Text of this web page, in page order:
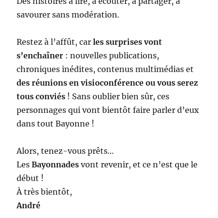
savourer sans modération.
Restez à l’affût, carles surprises vont
s’enchaîner : nouvelles publications,
chroniques inédites, contenus multimédias et
des réunions en visioconférence ou vous serez
tous conviés ! Sans oublier bien sûr, ces
personnages qui vont bientôt faire parler d’eux
dans tout Bayonne !
Alors, tenez-vous prêts…
LesBayonnades vont revenir, et ce n’est que le
début !
À très bientôt,
André